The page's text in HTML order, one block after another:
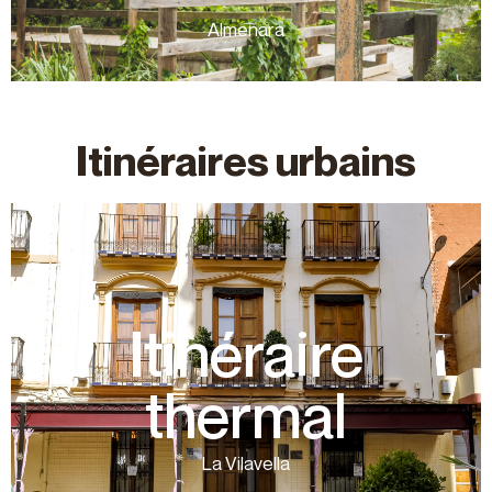
Almenara
Le Sentier Vert Els Estanys est un sentier
inclusif qui permet de découvrir une grande
Itinéraires urbains
Itinéraire
thermal
La Vilavella
Cet itinéraire montre l'importance des sources
chaudes qui ont caractérisé l'histoire de La
Vilavella. Les sources de cette ville auraient pu
être utilisées au moins depuis l'époque romaine,
en raison de leurs propriétés pour le traitement
des maladies articulaires, musculaires et
respiratoires. Temps 30 minutes Circulaire
plus d’informations